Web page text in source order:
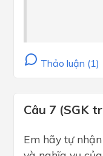
Thảo luận (1)
Câu 7 (SGK
Em hãy tự